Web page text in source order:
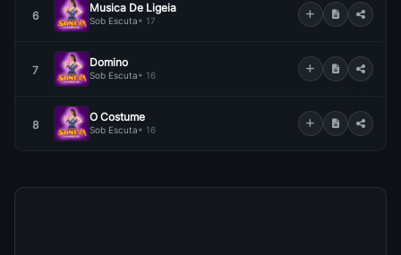
6
Musica De Ligeia
Sob Escuta• 17
7
Domino
Sob Escuta• 16
8
O Costume
Sob Escuta• 16